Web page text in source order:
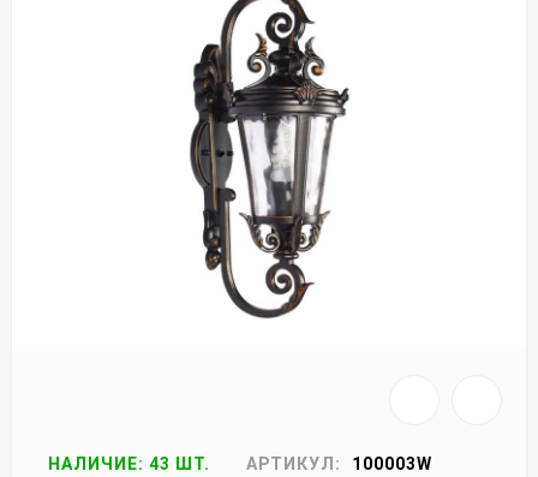
НАЛИЧИЕ: 43 ШТ. АРТИКУЛ: 100003W